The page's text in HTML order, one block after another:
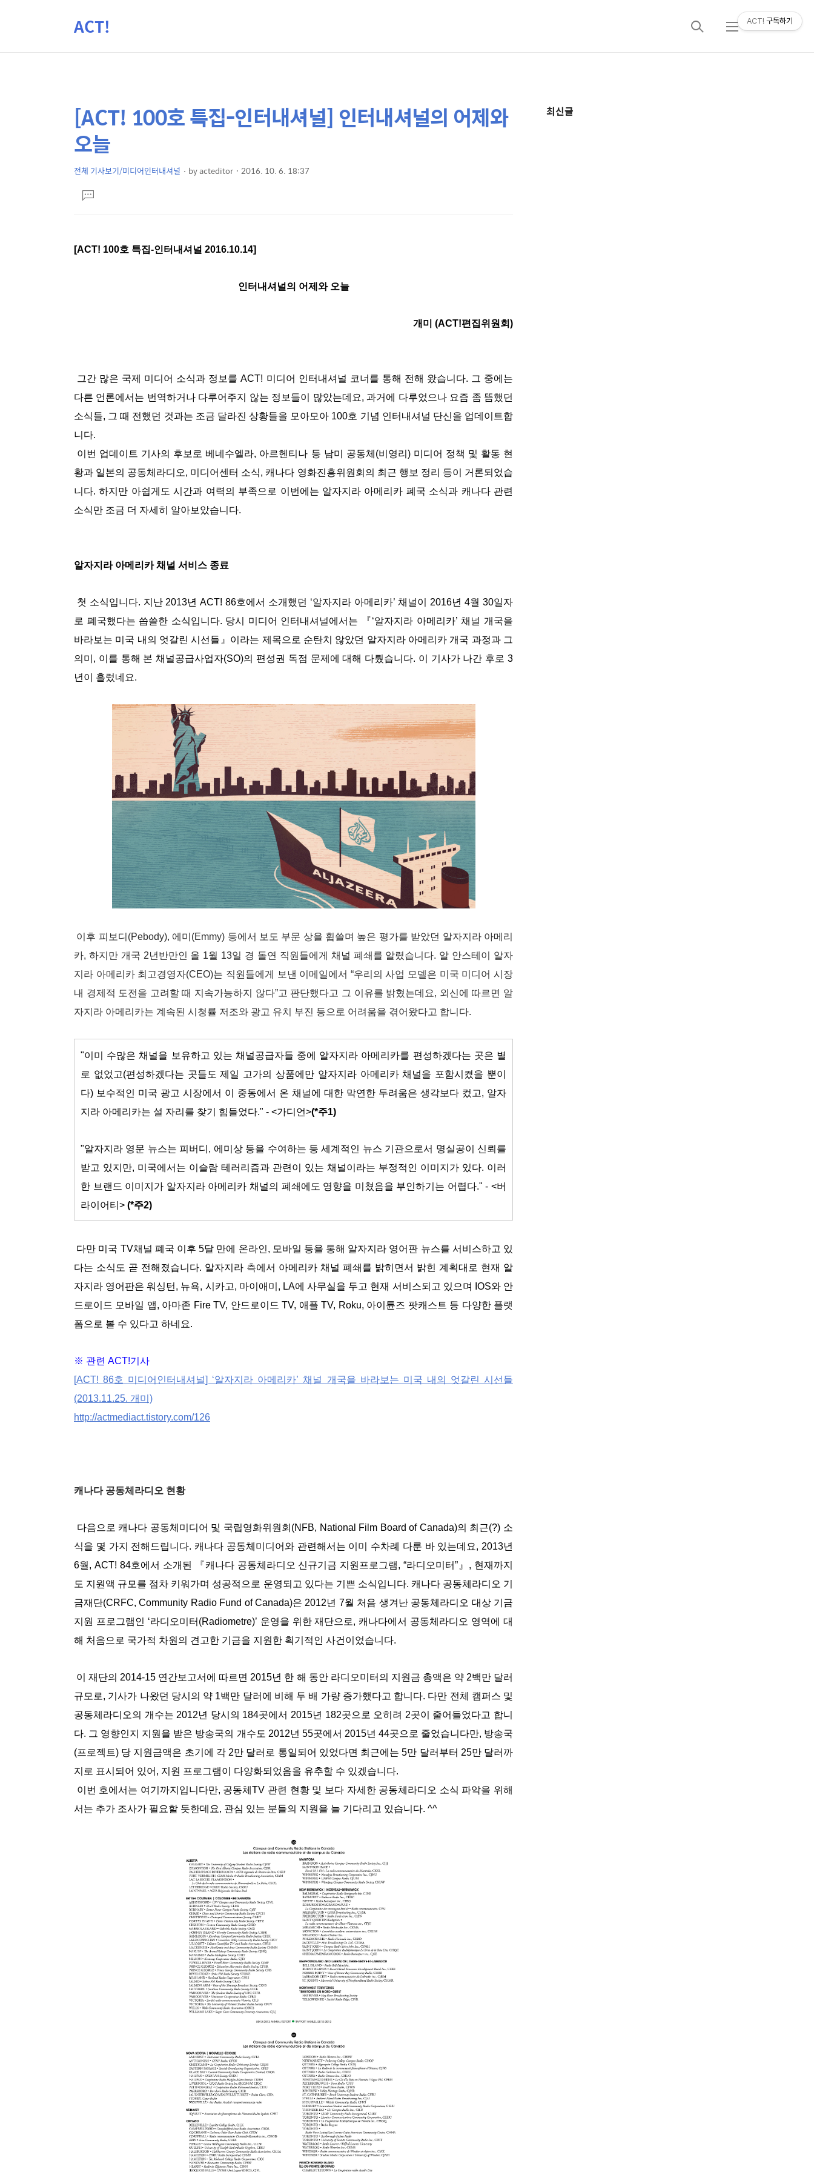
ACT!
검
메
상
세
컨
텐
본
문
제
[ACT! 100호 특집-인터내셔널] 인터내셔널의 어제와
오늘
전체 기사보기/미디어인터내셔널 byacteditor 2016. 10. 6. 18:37
문댓
글
[ACT! 100호 특집-인터내셔널 2016.10.14]
인터내셔널의 어제와 오늘
개미 (ACT!편집위원회)
그간 많은 국제 미디어 소식과 정보를 ACT! 미디어 인터내셔널 코너를 통해 전해 왔습니다. 그 중에는
다른 언론에서는 번역하거나 다루어주지 않는 정보들이 많았는데요, 과거에 다루었으나 요즘 좀 뜸했던
소식들, 그 때 전했던 것과는 조금 달라진 상황들을 모아모아 100호 기념 인터내셔널 단신을 업데이트합
니다.
이번 업데이트 기사의 후보로 베네수엘라, 아르헨티나 등 남미 공동체(비영리) 미디어 정책 및 활동 현
황과 일본의 공동체라디오, 미디어센터 소식, 캐나다 영화진흥위원회의 최근 행보 정리 등이 거론되었습
니다. 하지만 아쉽게도 시간과 여력의 부족으로 이번에는 알자지라 아메리카 폐국 소식과 캐나다 관련
소식만 조금 더 자세히 알아보았습니다.
알자지라 아메리카 채널 서비스 종료
첫 소식입니다. 지난 2013년 ACT! 86호에서 소개했던 ‘알자지라 아메리카’ 채널이 2016년 4월 30일자
로 폐국했다는 씁쓸한 소식입니다. 당시 미디어 인터내셔널에서는 『‘알자지라 아메리카’ 채널 개국을
바라보는 미국 내의 엇갈린 시선들』이라는 제목으로 순탄치 않았던 알자지라 아메리카 개국 과정과 그
의미, 이를 통해 본 채널공급사업자(SO)의 편성권 독점 문제에 대해 다뤘습니다. 이 기사가 나간 후로 3
년이 흘렀네요.
이후 피보디(Pebody), 에미(Emmy) 등에서 보도 부문 상을 휩쓸며 높은 평가를 받았던 알자지라 아메리
카, 하지만 개국 2년반만인 올 1월 13일 경 돌연 직원들에게 채널 폐쇄를 알렸습니다. 알 안스테이 알자
지라 아메리카 최고경영자(CEO)는 직원들에게 보낸 이메일에서 “우리의 사업 모델은 미국 미디어 시장
내 경제적 도전을 고려할 때 지속가능하지 않다”고 판단했다고 그 이유를 밝혔는데요, 외신에 따르면 알
자지라 아메리카는 계속된 시청률 저조와 광고 유치 부진 등으로 어려움을 겪어왔다고 합니다.
"이미 수많은 채널을 보유하고 있는 채널공급자들 중에 알자지라 아메리카를 편성하겠다는 곳은 별
로 없었고(편성하겠다는 곳들도 제일 고가의 상품에만 알자지라 아메리카 채널을 포함시켰을 뿐이
다) 보수적인 미국 광고 시장에서 이 중동에서 온 채널에 대한 막연한 두려움은 생각보다 컸고, 알자
지라 아메리카는 설 자리를 찾기 힘들었다." - <가디언>(*주1)
"알자지라 영문 뉴스는 피버디, 에미상 등을 수여하는 등 세계적인 뉴스 기관으로서 명실공이 신뢰를
받고 있지만, 미국에서는 이슬람 테러리즘과 관련이 있는 채널이라는 부정적인 이미지가 있다. 이러
한 브랜드 이미지가 알자지라 아메리카 채널의 폐쇄에도 영향을 미쳤음을 부인하기는 어렵다." - <버
라이어티> (*주2)
다만 미국 TV채널 폐국 이후 5달 만에 온라인, 모바일 등을 통해 알자지라 영어판 뉴스를 서비스하고 있
다는 소식도 곧 전해졌습니다. 알자지라 측에서 아메리카 채널 폐쇄를 밝히면서 밝힌 계획대로 현재 알
자지라 영어판은 워싱턴, 뉴욕, 시카고, 마이애미, LA에 사무실을 두고 현재 서비스되고 있으며 IOS와 안
드로이드 모바일 앱, 아마존 Fire TV, 안드로이드 TV, 애플 TV, Roku, 아이튠즈 팟캐스트 등 다양한 플랫
폼으로 볼 수 있다고 하네요.
※ 관련 ACT!기사
[ACT! 86호 미디어인터내셔널] ‘알자지라 아메리카’ 채널 개국을 바라보는 미국 내의 엇갈린 시선들
(2013.11.25. 개미)
http://actmediact.tistory.com/126
캐나다 공동체라디오 현황
다음으로 캐나다 공동체미디어 및 국립영화위원회(NFB, National Film Board of Canada)의 최근(?) 소
식을 몇 가지 전해드립니다. 캐나다 공동체미디어와 관련해서는 이미 수차례 다룬 바 있는데요, 2013년
6월, ACT! 84호에서 소개된 『캐나다 공동체라디오 신규기금 지원프로그램, “라디오미터”』, 현재까지
도 지원액 규모를 점차 키워가며 성공적으로 운영되고 있다는 기쁜 소식입니다. 캐나다 공동체라디오 기
금재단(CRFC, Community Radio Fund of Canada)은 2012년 7월 처음 생겨난 공동체라디오 대상 기금
지원 프로그램인 ‘라디오미터(Radiometre)’ 운영을 위한 재단으로, 캐나다에서 공동체라디오 영역에 대
해 처음으로 국가적 차원의 견고한 기금을 지원한 획기적인 사건이었습니다.
이 재단의 2014-15 연간보고서에 따르면 2015년 한 해 동안 라디오미터의 지원금 총액은 약 2백만 달러
규모로, 기사가 나왔던 당시의 약 1백만 달러에 비해 두 배 가량 증가했다고 합니다. 다만 전체 캠퍼스 및
공동체라디오의 개수는 2012년 당시의 184곳에서 2015년 182곳으로 오히려 2곳이 줄어들었다고 합니
다. 그 영향인지 지원을 받은 방송국의 개수도 2012년 55곳에서 2015년 44곳으로 줄었습니다만, 방송국
(프로젝트) 당 지원금액은 초기에 각 2만 달러로 통일되어 있었다면 최근에는 5만 달러부터 25만 달러까
지로 표시되어 있어, 지원 프로그램이 다양화되었음을 유추할 수 있겠습니다.
이번 호에서는 여기까지입니다만, 공동체TV 관련 현황 및 보다 자세한 공동체라디오 소식 파악을 위해
서는 추가 조사가 필요할 듯한데요, 관심 있는 분들의 지원을 늘 기다리고 있습니다. ^^
추
최신글
ACT! 구독하기